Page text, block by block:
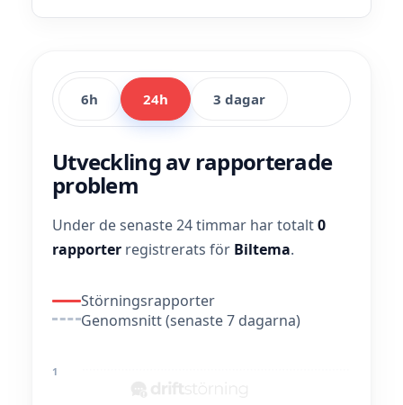
6h 24h 3 dagar
Utveckling av rapporterade
problem
Under de senaste 24 timmar har totalt0
rapporter registrerats för Biltema.
Störningsrapporter
Genomsnitt (senaste 7 dagarna)
1